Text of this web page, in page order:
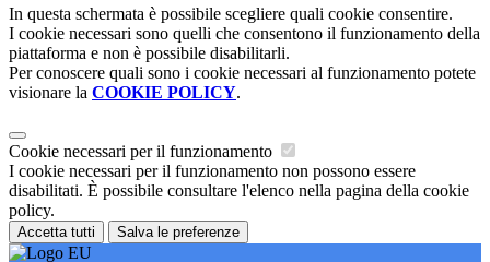
In questa schermata è possibile scegliere quali cookie consentire.
I cookie necessari sono quelli che consentono il funzionamento della
piattaforma e non è possibile disabilitarli.
Per conoscere quali sono i cookie necessari al funzionamento potete
visionare la COOKIE POLICY.
Cookie necessari per il funzionamento
I cookie necessari per il funzionamento non possono essere
disabilitati. È possibile consultare l'elenco nella pagina della cookie
policy.
Accetta tutti Salva le preferenze